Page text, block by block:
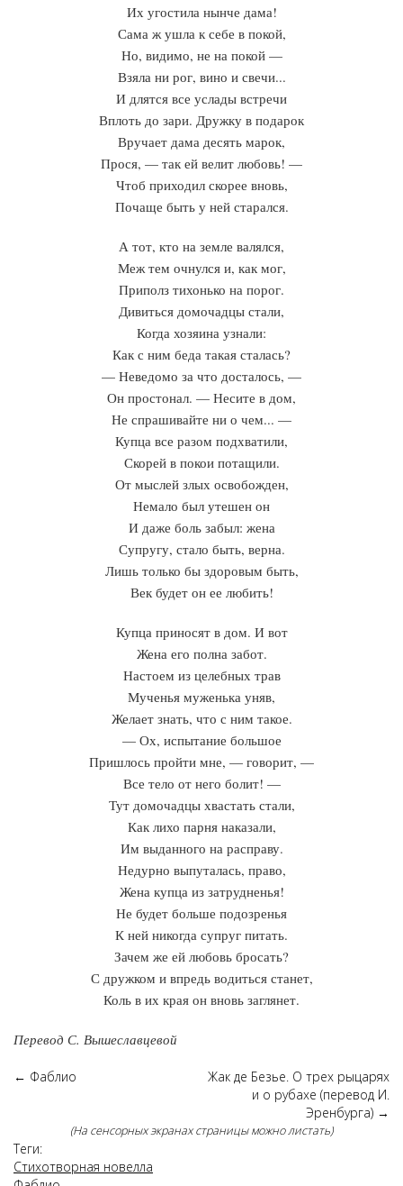
Их угостила нынче дама!
Сама ж ушла к себе в покой,
Но, видимо, не на покой —
Взяла ни рог, вино и свечи...
И длятся все услады встречи
Вплоть до зари. Дружку в подарок
Вручает дама десять марок,
Прося, — так ей велит любовь! —
Чтоб приходил скорее вновь,
Почаще быть у ней старался.
А тот, кто на земле валялся,
Меж тем очнулся и, как мог,
Приполз тихонько на порог.
Дивиться домочадцы стали,
Когда хозяина узнали:
Как с ним беда такая сталась?
— Неведомо за что досталось, —
Он простонал. — Несите в дом,
Не спрашивайте ни о чем... —
Купца все разом подхватили,
Скорей в покои потащили.
От мыслей злых освобожден,
Немало был утешен он
И даже боль забыл: жена
Супругу, стало быть, верна.
Лишь только бы здоровым быть,
Век будет он ее любить!
Купца приносят в дом. И вот
Жена его полна забот.
Настоем из целебных трав
Мученья муженька уняв,
Желает знать, что с ним такое.
— Ох, испытание большое
Пришлось пройти мне, — говорит, —
Все тело от него болит! —
Тут домочадцы хвастать стали,
Как лихо парня наказали,
Им выданного на расправу.
Недурно выпуталась, право,
Жена купца из затрудненья!
Не будет больше подозренья
К ней никогда супруг питать.
Зачем же ей любовь бросать?
С дружком и впредь водиться станет,
Коль в их края он вновь заглянет.
Перевод С. Вышеславцевой
← Фаблио
Жак де Безье. О трех рыцарях
и о рубахе (перевод И.
Эренбурга) →
(На сенсорных экранах страницы можно листать)
Теги:
Стихотворная новелла